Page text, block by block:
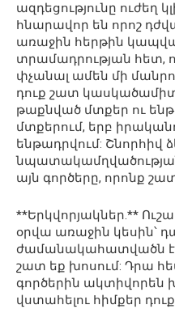
ազդեցությունը ուժեղ
հնարավոր են որոշ
առաջին հերթին
տրամադրության հետ,
փչանալ ամեն մի
դուք շատ
թաքնված մտքեր ու
մտքերում, երբ
ենթադրվում: Շնորհիվ
այն գործերը, որոնք
**Երկվորյակներ.**
օրվա առաջին կեսին՝
ժամանակահատվածն է,
շատ եք խոսում: Դրա
գործերին ակտիվորեն
վստահելու հիմքեր դուք